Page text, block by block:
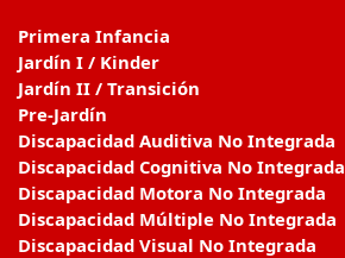
Primera Infancia
Jardín I / Kinder
Jardín II / Transición
Pre-Jardín
Discapacidad Auditiva No Integrada
Discapacidad Cognitiva No Integrada
Discapacidad Motora No Integrada
Discapacidad Múltiple No Integrada
Discapacidad Visual No Integrada